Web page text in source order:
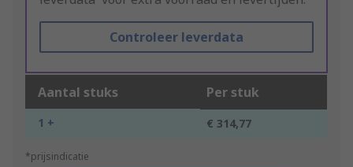
Controleer leverdata
Aantal stuks Per stuk
1 + € 314,77
*prijsindicatie